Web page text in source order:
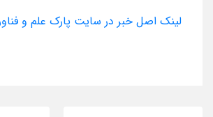
لینک اصل خبر در سایت پارک علم و